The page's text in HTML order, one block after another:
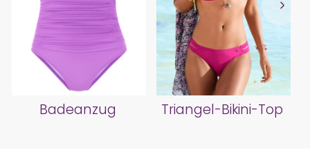
Badeanzug Triangel-Bikini-Top